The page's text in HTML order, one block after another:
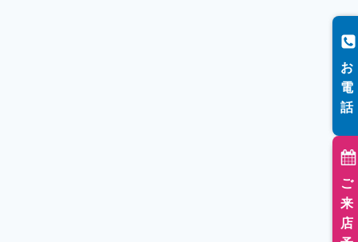
お
電
話
ご
来
店